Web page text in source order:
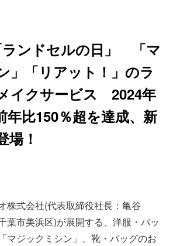
ランドセルの日」 「マ
」「リアット！」のラ
イクサービス 2024年
年比150％超を達成、新
場！
株式会社(代表取締役社長：亀谷
葉市美浜区)が展開する、洋服・バッ
マジックミシン」、靴・バッグのお